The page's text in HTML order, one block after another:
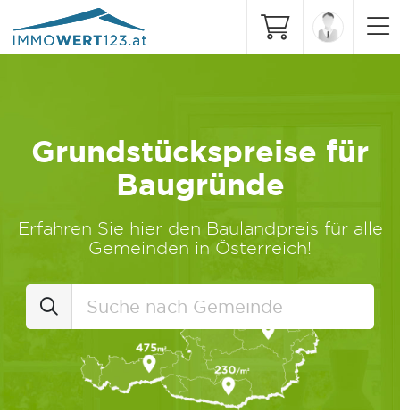
Grundstückspreise für
Baugründe
Erfahren Sie hier den Baulandpreis für alle
Gemeinden in Österreich!